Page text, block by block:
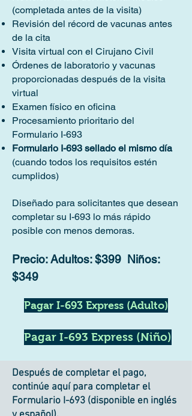
(completada antes de la visita)
Revisión del récord de vacunas antes
de la cita
Visita virtual con el Cirujano Civil
Órdenes de laboratorio y vacunas
proporcionadas después de la visita
virtual
Examen físico en oficina
Procesamiento prioritario del
Formulario I-693
Formulario I-693 sellado el mismo día
(cuando todos los requisitos estén
cumplidos)
Diseñado para solicitantes que desean
completar su I-693 lo más rápido
posible con menos demoras.
Precio: Adultos: $399 Niños:
$349
Pagar I-693 Express (Adulto)
Pagar I-693 Express (Niño)
Después de completar el pago,
continúe aquí para completar el
Formulario I-693 (disponible en inglés